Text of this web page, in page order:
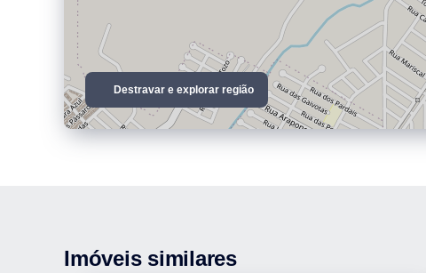
Destravar e explorar região
Imóveis similares